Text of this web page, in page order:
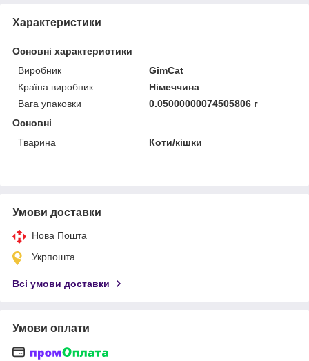
Характеристики
Основні характеристики
Виробник
GimCat
Країна виробник
Німеччина
Вага упаковки
0.05000000074505806 г
Основні
Тварина
Коти/кішки
Умови доставки
Нова Пошта
Укрпошта
Всі умови доставки
Умови оплати